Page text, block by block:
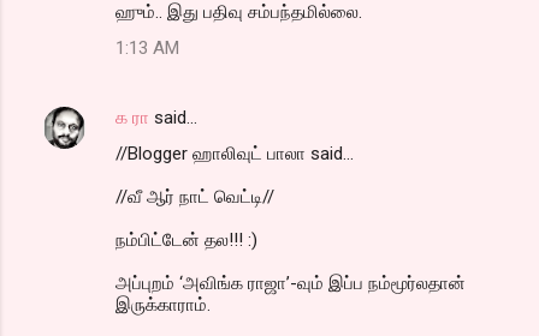
ஹும்.. இது பதிவு சம்பந்தமில்லை.
1:13 AM
க ரா said…
//Blogger ஹாலிவுட் பாலா said...
//வீ ஆர் நாட் வெட்டி//
நம்பிட்டேன் தல!!! :)
அப்புறம் ‘அவிங்க ராஜா’-வும் இப்ப நம்மூர்லதான்
இருக்காராம்.